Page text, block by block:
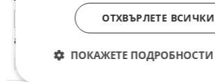
а 7/8 кога????
ОТХВЪРЛЕТЕ ВСИЧКИ
ПОКАЖЕТЕ ПОДРОБНОСТИ